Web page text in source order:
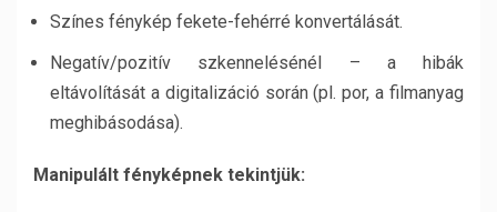
Színes fénykép fekete-fehérré konvertálását.
Negatív/pozitív szkennelésénél – a hibák
eltávolítását a digitalizáció során (pl. por, a filmanyag
meghibásodása).
Manipulált fényképnek tekintjük: